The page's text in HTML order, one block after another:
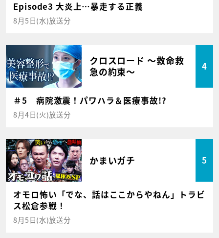
Episode3 大炎上…暴走する正義
8月5日(水)放送分
クロスロード ～救命救
急の約束～
4
＃5 病院激震！パワハラ＆医療事故!?
8月4日(火)放送分
かまいガチ 5
オモロ怖い「でな、話はここからやねん」トラビ
ス松倉参戦！
8月5日(水)放送分